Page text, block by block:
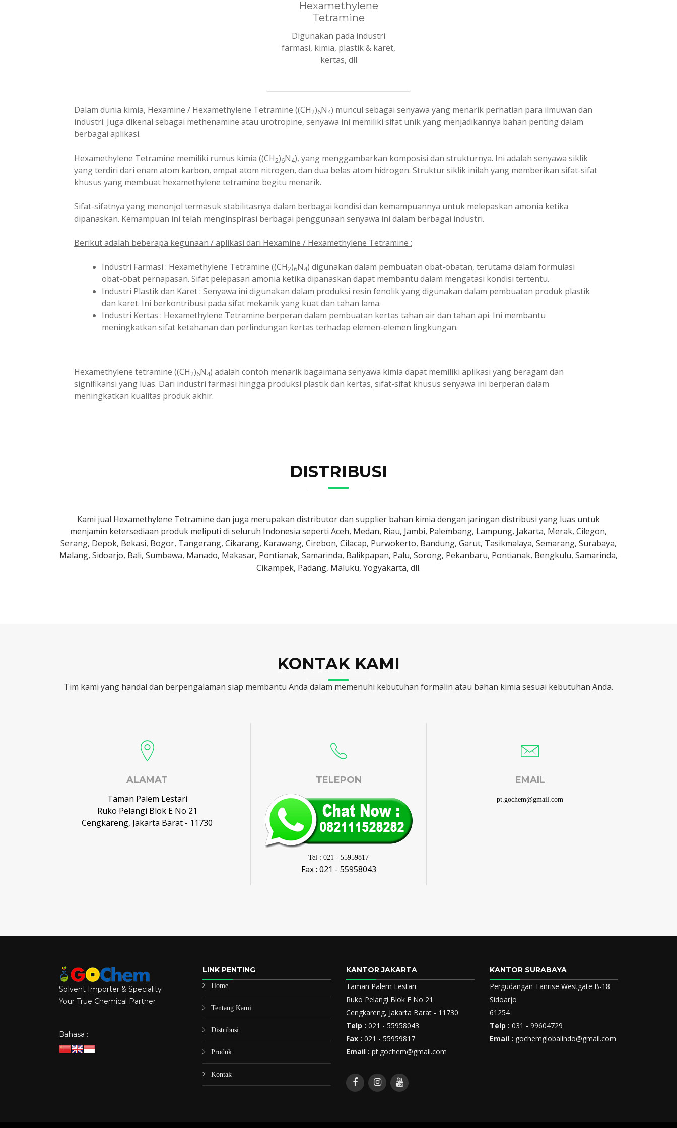
Hexamethylene
Tetramine
Digunakan pada industri
farmasi, kimia, plastik & karet,
kertas, dll
Dalam dunia kimia, Hexamine / Hexamethylene Tetramine ((CH2)6N4) muncul sebagai senyawa yang menarik perhatian para ilmuwan dan
industri. Juga dikenal sebagai methenamine atau urotropine, senyawa ini memiliki sifat unik yang menjadikannya bahan penting dalam
berbagai aplikasi.
Hexamethylene Tetramine memiliki rumus kimia ((CH2)6N4), yang menggambarkan komposisi dan strukturnya. Ini adalah senyawa siklik
yang terdiri dari enam atom karbon, empat atom nitrogen, dan dua belas atom hidrogen. Struktur siklik inilah yang memberikan sifat-sifat
khusus yang membuat hexamethylene tetramine begitu menarik.
Sifat-sifatnya yang menonjol termasuk stabilitasnya dalam berbagai kondisi dan kemampuannya untuk melepaskan amonia ketika
dipanaskan. Kemampuan ini telah menginspirasi berbagai penggunaan senyawa ini dalam berbagai industri.
Berikut adalah beberapa kegunaan / aplikasi dari Hexamine / Hexamethylene Tetramine :
Industri Farmasi : Hexamethylene Tetramine ((CH2)6N4) digunakan dalam pembuatan obat-obatan, terutama dalam formulasi
obat-obat pernapasan. Sifat pelepasan amonia ketika dipanaskan dapat membantu dalam mengatasi kondisi tertentu.
Industri Plastik dan Karet : Senyawa ini digunakan dalam produksi resin fenolik yang digunakan dalam pembuatan produk plastik
dan karet. Ini berkontribusi pada sifat mekanik yang kuat dan tahan lama.
Industri Kertas : Hexamethylene Tetramine berperan dalam pembuatan kertas tahan air dan tahan api. Ini membantu
meningkatkan sifat ketahanan dan perlindungan kertas terhadap elemen-elemen lingkungan.
Hexamethylene tetramine ((CH2)6N4) adalah contoh menarik bagaimana senyawa kimia dapat memiliki aplikasi yang beragam dan
signifikansi yang luas. Dari industri farmasi hingga produksi plastik dan kertas, sifat-sifat khusus senyawa ini berperan dalam
meningkatkan kualitas produk akhir.
DISTRIBUSI
Kami jual Hexamethylene Tetramine dan juga merupakan distributor dan supplier bahan kimia dengan jaringan distribusi yang luas untuk
menjamin ketersediaan produk meliputi di seluruh Indonesia seperti Aceh, Medan, Riau, Jambi, Palembang, Lampung, Jakarta, Merak, Cilegon,
Serang, Depok, Bekasi, Bogor, Tangerang, Cikarang, Karawang, Cirebon, Cilacap, Purwokerto, Bandung, Garut, Tasikmalaya, Semarang, Surabaya,
Malang, Sidoarjo, Bali, Sumbawa, Manado, Makasar, Pontianak, Samarinda, Balikpapan, Palu, Sorong, Pekanbaru, Pontianak, Bengkulu, Samarinda,
Cikampek, Padang, Maluku, Yogyakarta, dll.
KONTAK KAMI
Tim kami yang handal dan berpengalaman siap membantu Anda dalam memenuhi kebutuhan formalin atau bahan kimia sesuai kebutuhan Anda.
ALAMAT
Taman Palem Lestari
Ruko Pelangi Blok E No 21
Cengkareng, Jakarta Barat - 11730
TELEPON
Tel : 021 - 55959817
Fax : 021 - 55958043
EMAIL
pt.gochem@gmail.com
Solvent Importer & Speciality
Your True Chemical Partner
Bahasa :
LINK PENTING
Home
Tentang Kami
Distribusi
Produk
Kontak
KANTOR JAKARTA
Taman Palem Lestari
Ruko Pelangi Blok E No 21
Cengkareng, Jakarta Barat - 11730
Telp : 021 - 55958043
Fax : 021 - 55959817
Email : pt.gochem@gmail.com
KANTOR SURABAYA
Pergudangan Tanrise Westgate B-18
Sidoarjo
61254
Telp : 031 - 99604729
Email : gochemglobalindo@gmail.com